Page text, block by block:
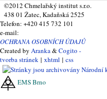
©2012 Chmelařský institut s.r.o.
438 01 Žatec, Kadaňská 2525
Telefon: +420 415 732 101
e-mail:
OCHRANA OSOBNÍCH ÚDAJŮ
Created by Aranka&Cogito -
tvorba stránek | xhtml | css
EMS Brno